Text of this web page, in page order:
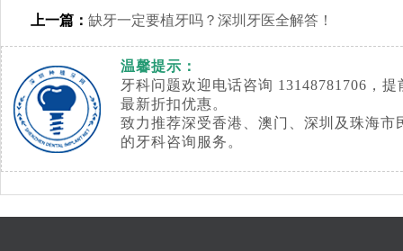
上一篇： 缺牙一定要植牙吗？深圳牙医全解答！
温馨提示：
牙科问题欢迎电话咨询 13148781706，
最新折扣优惠。
致力推荐深受香港、澳门、深圳及珠海
的牙科咨询服务。